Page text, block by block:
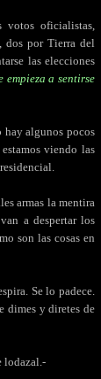
votos oficialistas,
dos por Tierra del
las elecciones
a sentirse
hay algunos pocos
viendo las
armas la mentira
a despertar los
son las cosas en
Se lo padece.
dimes y diretes de
lodazal.-